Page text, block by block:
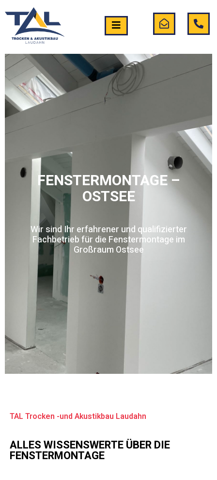
FENSTERMONTAGE –
OSTSEE
Wir sind Ihr erfahrener und qualifizierter
Fachbetrieb für die Fenstermontage im
Großraum Ostsee
TAL Trocken -und Akustikbau Laudahn
ALLES WISSENSWERTE ÜBER DIE
FENSTERMONTAGE